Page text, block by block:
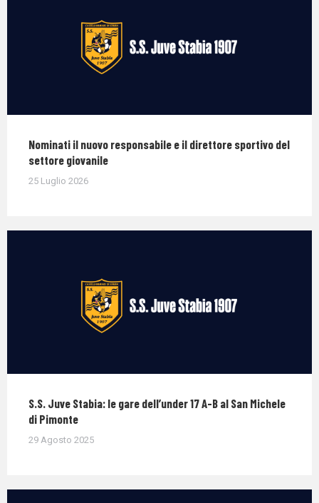
Nominati il nuovo responsabile e il direttore sportivo del
settore giovanile
25 Luglio 2026
S.S. Juve Stabia: le gare dell’under 17 A-B al San Michele
di Pimonte
29 Agosto 2025